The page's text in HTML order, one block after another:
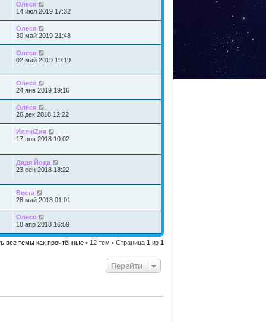
Олеся
14 июл 2019 17:32
Олеся
30 май 2019 21:48
Олеся
02 май 2019 19:19
Олеся
24 янв 2019 19:16
Олеся
26 дек 2018 12:22
ИллюZия
17 ноя 2018 10:02
Дядя Йода
23 сен 2018 18:22
Веста
28 май 2018 01:01
Олеся
18 апр 2018 16:59
все темы как прочтённые • 12 тем • Страница 1 из 1
Перейти